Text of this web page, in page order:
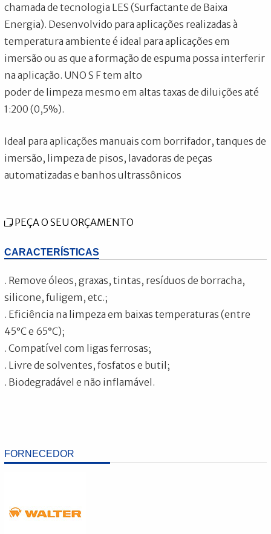
FORNECEDOR
chamada de tecnologia LES (Surfactante de Baixa
Energia). Desenvolvido para aplicações realizadas à
temperatura ambiente é ideal para aplicações em
imersão ou as que a formação de espuma possa interferir
na aplicação. UNO S F tem alto
poder de limpeza mesmo em altas taxas de diluições até
1:200 (0,5%).
Ideal para aplicações manuais com borrifador, tanques de
imersão, limpeza de pisos, lavadoras de peças
automatizadas e banhos ultrassônicos
PEÇA O SEU ORÇAMENTO
CARACTERÍSTICAS
. Remove óleos, graxas, tintas, resíduos de borracha,
silicone, fuligem, etc.;
. Eficiência na limpeza em baixas temperaturas (entre
45°C e 65°C);
. Compatível com ligas ferrosas;
. Livre de solventes, fosfatos e butil;
. Biodegradável e não inflamável.